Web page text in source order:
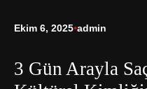
Ekim 6, 2025•admin
3 Gün Arayla